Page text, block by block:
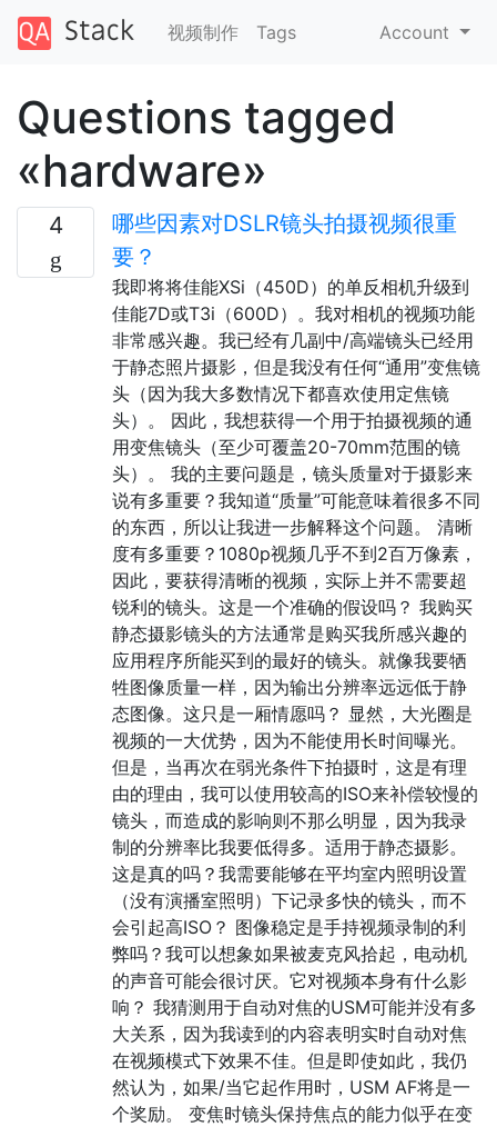
视频制作 Tags Account
Questions tagged
«hardware»
4
哪些因素对DSLR镜头拍摄视频很重
要？
我即将将佳能XSi（450D）的单反相机升级到
佳能7D或T3i（600D）。我对相机的视频功能
非常感兴趣。我已经有几副中/高端镜头已经用
于静态照片摄影，但是我没有任何“通用”变焦镜
头（因为我大多数情况下都喜欢使用定焦镜
头）。 因此，我想获得一个用于拍摄视频的通
用变焦镜头（至少可覆盖20-70mm范围的镜
头）。 我的主要问题是，镜头质量对于摄影来
说有多重要？我知道“质量”可能意味着很多不同
的东西，所以让我进一步解释这个问题。 清晰
度有多重要？1080p视频几乎不到2百万像素，
因此，要获得清晰的视频，实际上并不需要超
锐利的镜头。这是一个准确的假设吗？ 我购买
静态摄影镜头的方法通常是购买我所感兴趣的
应用程序所能买到的最好的镜头。就像我要牺
牲图像质量一样，因为输出分辨率远远低于静
态图像。这只是一厢情愿吗？ 显然，大光圈是
视频的一大优势，因为不能使用长时间曝光。
但是，当再次在弱光条件下拍摄时，这是有理
由的理由，我可以使用较高的ISO来补偿较慢的
镜头，而造成的影响则不那么明显，因为我录
制的分辨率比我要低得多。适用于静态摄影。
这是真的吗？我需要能够在平均室内照明设置
（没有演播室照明）下记录多快的镜头，而不
会引起高ISO？ 图像稳定是手持视频录制的利
弊吗？我可以想象如果被麦克风拾起，电动机
的声音可能会很讨厌。它对视频本身有什么影
响？ 我猜测用于自动对焦的USM可能并没有多
大关系，因为我读到的内容表明实时自动对焦
在视频模式下效果不佳。但是即使如此，我仍
然认为，如果/当它起作用时，USM AF将是一
个奖励。 变焦时镜头保持焦点的能力似乎在变